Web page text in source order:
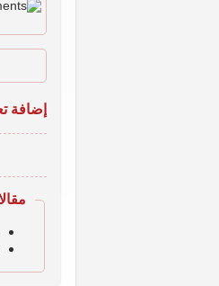
إضافة